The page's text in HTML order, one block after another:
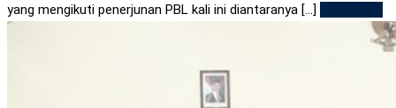
yang mengikuti penerjunan PBL kali ini diantaranya [...]